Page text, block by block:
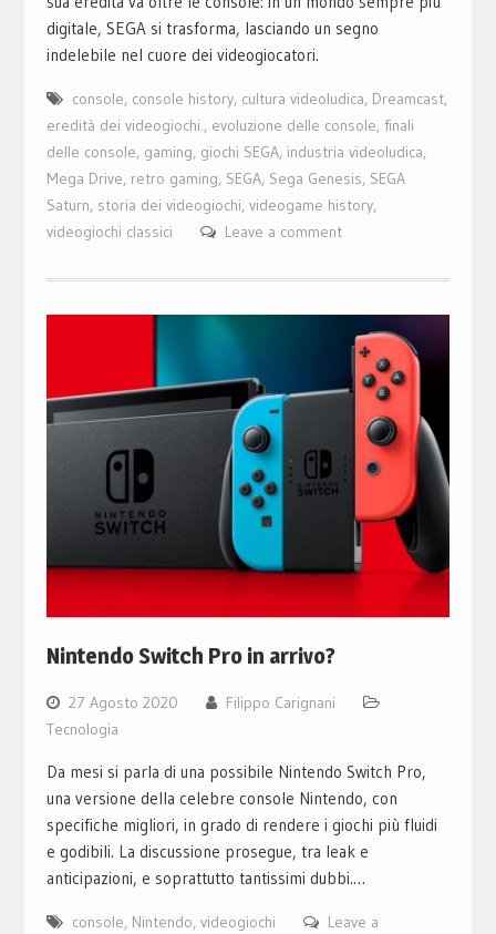
digitale, SEGA si trasforma, lasciando un segno
indelebile nel cuore dei videogiocatori.
console, console history, cultura videoludica, Dreamcast,
eredità dei videogiochi., evoluzione delle console, finali
delle console, gaming, giochi SEGA, industria videoludica,
Mega Drive, retro gaming, SEGA, Sega Genesis, SEGA
Saturn, storia dei videogiochi, videogame history,
videogiochi classici
Leave a comment
Nintendo Switch Pro in arrivo?
27 Agosto 2020
Filippo Carignani
Tecnologia
Da mesi si parla di una possibile Nintendo Switch Pro,
una versione della celebre console Nintendo, con
specifiche migliori, in grado di rendere i giochi più fluidi
e godibili. La discussione prosegue, tra leak e
anticipazioni, e soprattutto tantissimi dubbi.…
console, Nintendo, videogiochi
Leave a